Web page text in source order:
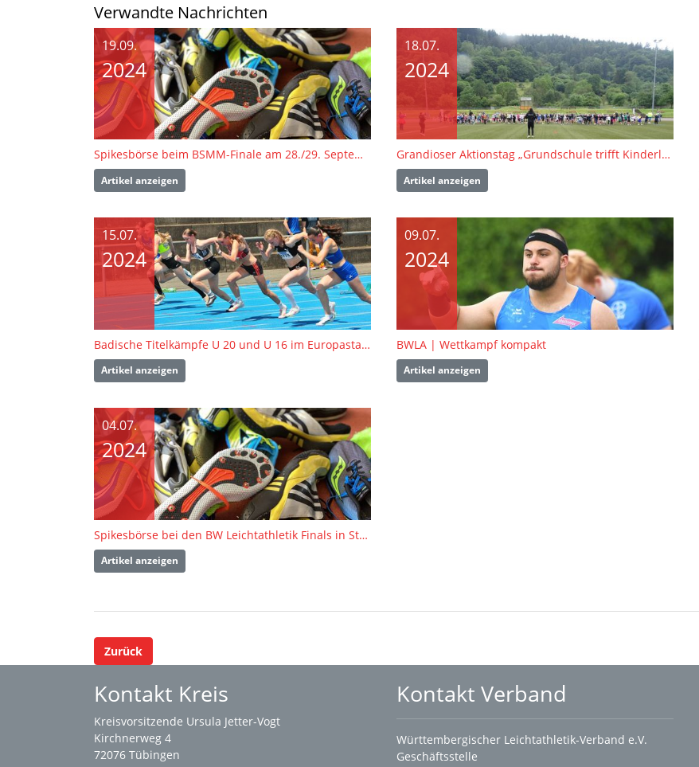
Verwandte Nachrichten
19.09.
2024
Spikesbörse beim BSMM-Finale am 28./29. September
Artikel anzeigen
18.07.
2024
Grandioser Aktionstag „Grundschule trifft Kinderleichtathletik“ am 19. Juni in Schönau
Artikel anzeigen
15.07.
2024
Badische Titelkämpfe U 20 und U 16 im Europastadion Rheinfelden
Artikel anzeigen
09.07.
2024
BWLA | Wettkampf kompakt
Artikel anzeigen
04.07.
2024
Spikesbörse bei den BW Leichtathletik Finals in Stuttgart
Artikel anzeigen
Zurück
Kontakt Kreis
Kreisvorsitzende Ursula Jetter-Vogt
Kirchnerweg 4
72076 Tübingen
Kontakt Verband
Württembergischer Leichtathletik-Verband e.V.
Geschäftsstelle